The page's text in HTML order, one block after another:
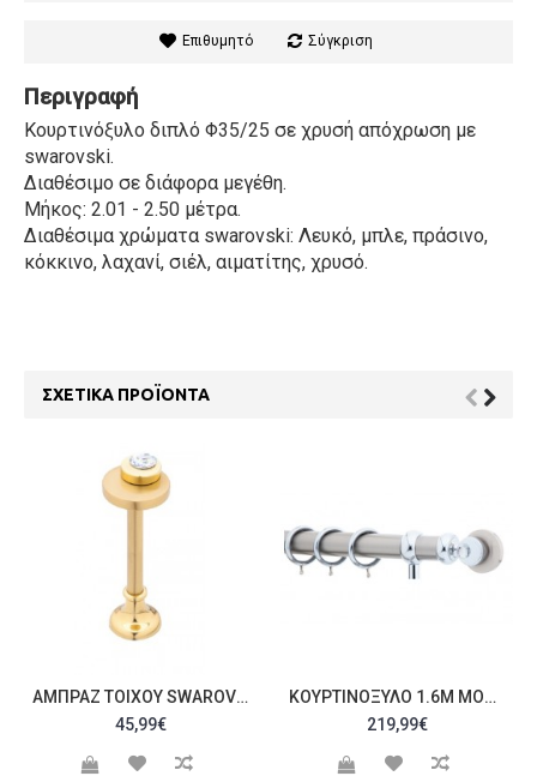
Επιθυμητό Σύγκριση
Περιγραφή
Κουρτινόξυλο διπλό Φ35/25 σε χρυσή απόχρωση με
swarovski.
Διαθέσιμο σε διάφορα μεγέθη.
Μήκος: 2.01 - 2.50 μέτρα.
Διαθέσιμα χρώματα swarovski: Λευκό, μπλε, πράσινο,
κόκκινο, λαχανί, σιέλ, αιματίτης, χρυσό.
ΣΧΕΤΙΚΆ ΠΡΟΪΌΝΤΑ
ΑΜΠΡΆΖ ΤΟΊΧΟΥ SWAROVSKI C20090
45,99€
ΚΟΥΡΤΙΝΌΞΥΛΟ 1.6M ΜΟΝΌ ΑΣΗΜΊ ΜΕ SWAROVSKI C21229
219,99€